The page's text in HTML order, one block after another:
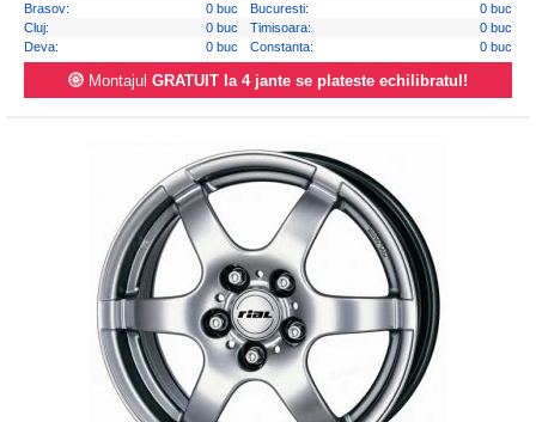
Brasov:
0 buc Bucuresti:
0 buc
Cluj:
0 buc Timisoara:
0 buc
Deva:
0 buc Constanta: 0 buc
Montajul GRATUIT la 4 jante se plateste echilibratul!